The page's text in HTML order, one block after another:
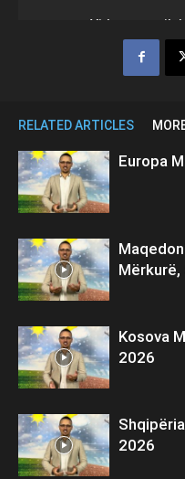
RELATED ARTICLES
Europa
Mërkurë,
Kosova
2026
2026